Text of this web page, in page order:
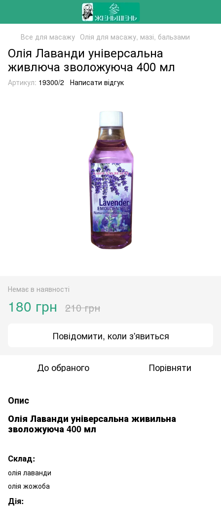
Все для масажу Олія для масажу, мазі, бальзами
Олія Лаванди універсальна
живлюча зволожуюча 400 мл
Артикул: 19300/2 Написати відгук
Немає в наявності
180 грн 210 грн
Повідомити, коли з'явиться
До обраного Порівняти
Опис
Олія Лаванди універсальна живильна
зволожуюча 400 мл
Склад:
олія лаванди
олія жожоба
Дія: